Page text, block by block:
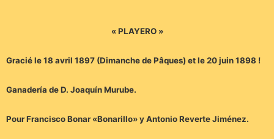
« PLAYERO »
Gracié le 18 avril 1897 (Dimanche de Pâques) et le 20 juin 1898 !
Ganadería de D. Joaquín Murube.
Pour Francisco Bonar «Bonarillo» y Antonio Reverte Jiménez.